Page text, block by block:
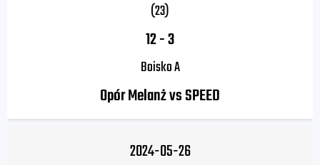
(23)
12-3
Boisko A
Opór Melanż vs SPEED
2024-05-26